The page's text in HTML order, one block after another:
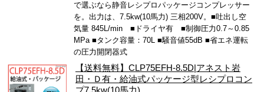
で選ぶなら静音レシプロパッケージコンプレッサー
を。出力は、7.5kw(10馬力) 三相200V。■吐出し空
気量 845L/min ■ドライヤ有 ■制御圧力0.7～0.85
MPa ■タンク容量：70L ■騒音値55dB ■省エネ運転
の圧力開閉器式
【送料無料】CLP75EFH-8.5D|アネスト岩
田・Ｄ有・給油式パッケージ型レシプロコン